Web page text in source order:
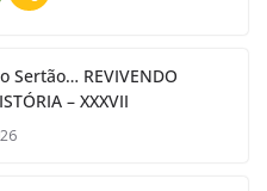
Sertão… REVIVENDO
– XXXVII